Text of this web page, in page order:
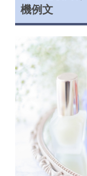
機例文